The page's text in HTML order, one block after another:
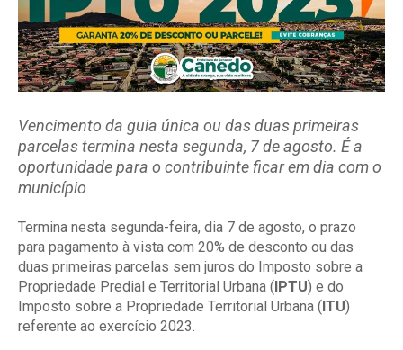
Vencimento da guia única ou das duas primeiras
parcelas termina nesta segunda, 7 de agosto. É a
oportunidade para o contribuinte ficar em dia com o
município
Termina nesta segunda-feira, dia 7 de agosto, o prazo
para pagamento à vista com 20% de desconto ou das
duas primeiras parcelas sem juros do Imposto sobre a
Propriedade Predial e Territorial Urbana ( IPTU) e do
Imposto sobre a Propriedade Territorial Urbana ( ITU)
referente ao exercício 2023.